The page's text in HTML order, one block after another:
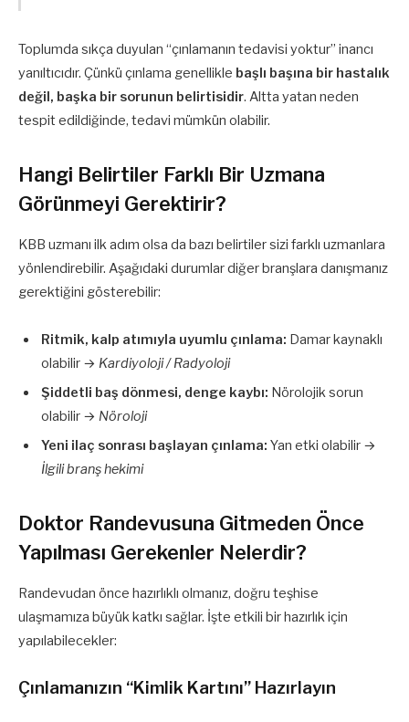
Toplumda sıkça duyulan “çınlamanın tedavisi yoktur” inancı
yanıltıcıdır. Çünkü çınlama genellikle başlı başına bir hastalık
değil, başka bir sorunun belirtisidir. Altta yatan neden
tespit edildiğinde, tedavi mümkün olabilir.
Hangi Belirtiler Farklı Bir Uzmana
Görünmeyi Gerektirir?
KBB uzmanı ilk adım olsa da bazı belirtiler sizi farklı uzmanlara
yönlendirebilir. Aşağıdaki durumlar diğer branşlara danışmanız
gerektiğini gösterebilir:
Ritmik, kalp atımıyla uyumlu çınlama: Damar kaynaklı
olabilir → Kardiyoloji / Radyoloji
Şiddetli baş dönmesi, denge kaybı: Nörolojik sorun
olabilir → Nöroloji
Yeni ilaç sonrası başlayan çınlama: Yan etki olabilir →
İlgili branş hekimi
Doktor Randevusuna Gitmeden Önce
Yapılması Gerekenler Nelerdir?
Randevudan önce hazırlıklı olmanız, doğru teşhise
ulaşmamıza büyük katkı sağlar. İşte etkili bir hazırlık için
yapılabilecekler:
Çınlamanızın “Kimlik Kartını” Hazırlayın